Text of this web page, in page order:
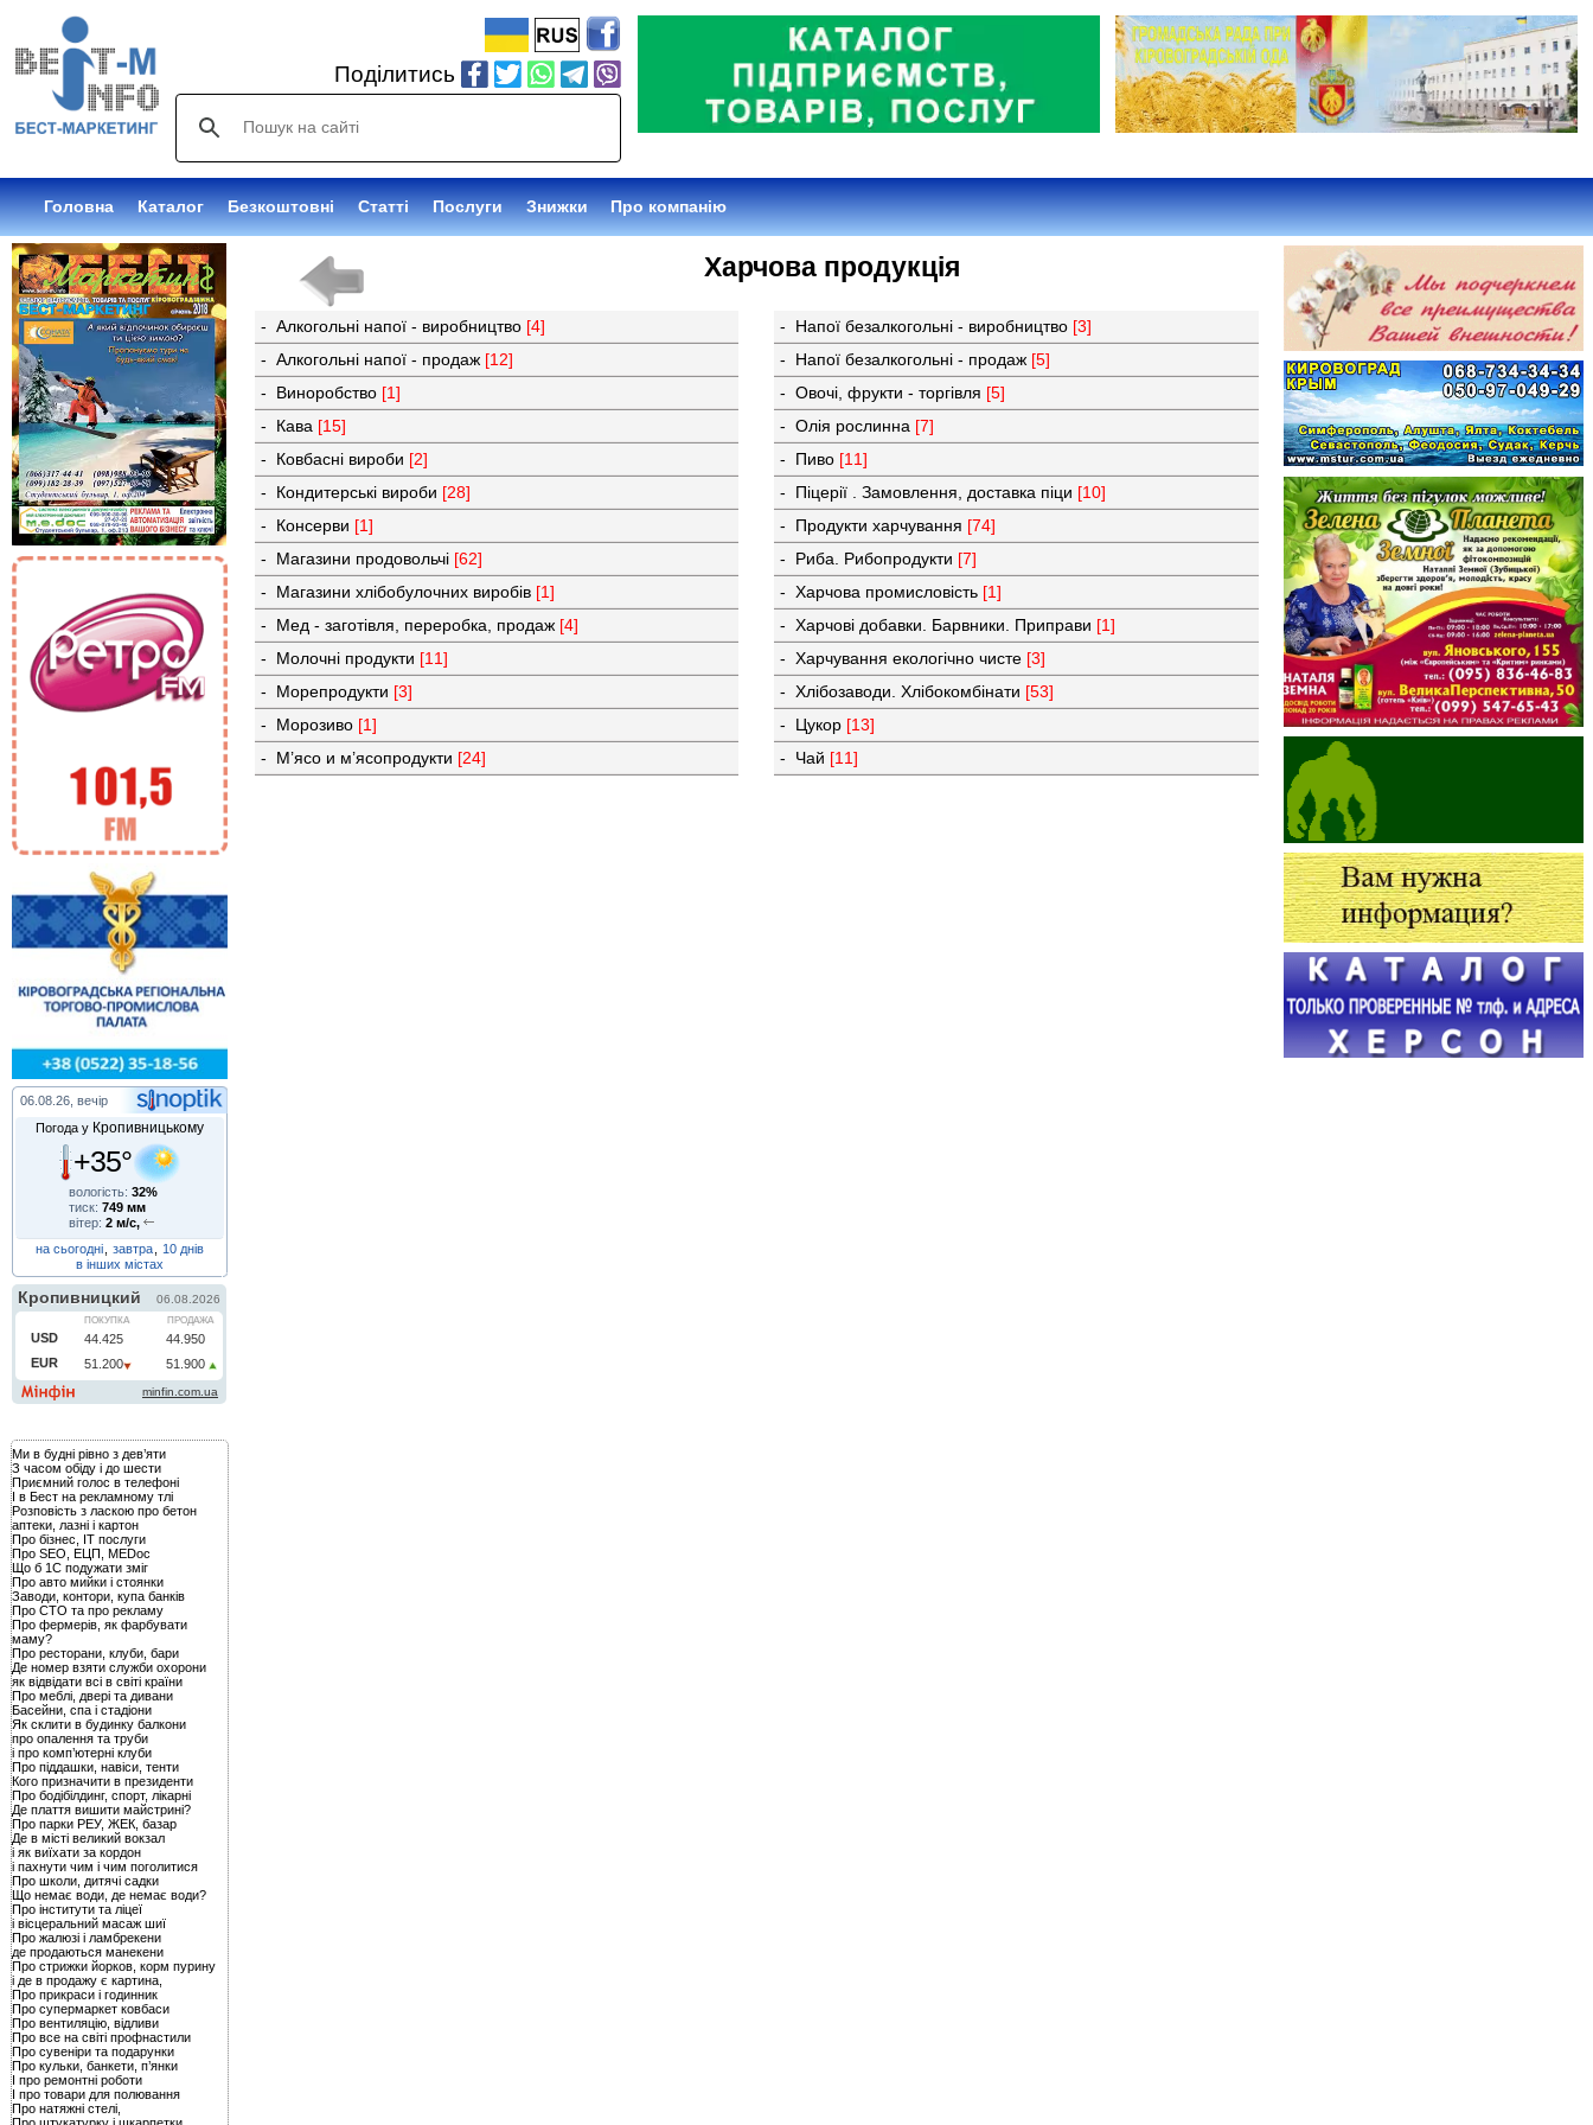
Поділитись
Головна Каталог Безкоштовні Статті Послуги Знижки Про компанію
06.08.26, вечір
Погода у Кропивницькому
+35°
вологість:32%
тиск:749 мм
вітер:2 м/с,
на сьогодні
завтра
10 днів
в інших містах
Ми в будні рівно з дев’яти
З часом обіду і до шести
Приємний голос в телефоні
І в Бест на рекламному тлі
Розповість з ласкою про бетон
аптеки, лазні і картон
Про бізнес, IT послуги
Про SEO, ЕЦП, MEDoc
Що б 1С подужати зміг
Про авто мийки і стоянки
Заводи, контори, купа банків
Про СТО та про рекламу
Про фермерів, як фарбувати
маму?
Про ресторани, клуби, бари
Де номер взяти служби охорони
як відвідати всі в світі країни
Про меблі, двері та дивани
Басейни, спа і стадіони
Як склити в будинку балкони
про опалення та труби
і про комп’ютерні клуби
Про піддашки, навіси, тенти
Кого призначити в президенти
Про бодібілдинг, спорт, лікарні
Де плаття вишити майстрині?
Про парки РЕУ, ЖЕК, базар
Де в місті великий вокзал
і як виїхати за кордон
і пахнути чим і чим поголитися
Про школи, дитячі садки
Що немає води, де немає води?
Про інститути та ліцеї
і вісцеральний масаж шиї
Про жалюзі і ламбрекени
де продаються манекени
Про стрижки йорков, корм пурину
і де в продажу є картина,
Про прикраси і годинник
Про супермаркет ковбаси
Про вентиляцію, відливи
Про все на світі профнастили
Про сувеніри та подарунки
Про кульки, банкети, п’янки
І про ремонтні роботи
І про товари для полювання
Про натяжні стелі,
Харчова продукція
- Алкогольні напої - виробництво [4]
- Алкогольні напої - продаж [12]
- Виноробство [1]
- Кава [15]
- Ковбасні вироби [2]
- Кондитерські вироби [28]
- Консерви [1]
- Магазини продовольчі [62]
- Магазини хлібобулочних виробів [1]
- Мед - заготівля, переробка, продаж [4]
- Молочні продукти [11]
- Морепродукти [3]
- Морозиво [1]
- М’ясо и м’ясопродукти [24]
- Напої безалкогольні - виробництво [3]
- Напої безалкогольні - продаж [5]
- Овочі, фрукти - торгівля [5]
- Олія рослинна [7]
- Пиво [11]
- Піцерії . Замовлення, доставка піци [10]
- Продукти харчування [74]
- Риба. Рибопродукти [7]
- Харчова промисловість [1]
- Харчові добавки. Барвники. Приправи [1]
- Харчування екологічно чисте [3]
- Хлібозаводи. Хлібокомбінати [53]
- Цукор [13]
- Чай [11]